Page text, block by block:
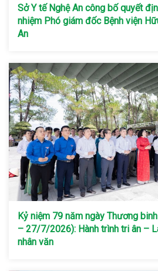
Sở Y tế Nghệ An công bố quyết
nhiệm Phó giám đốc Bệnh viện
An
Kỷ niệm 79 năm ngày Thương
– 27/7/2026): Hành trình tri ân –
nhân văn